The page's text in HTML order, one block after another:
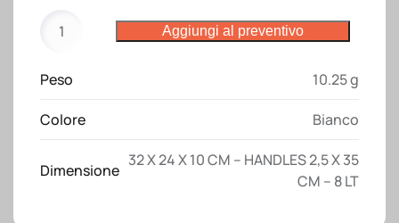
con
alla
base
in
120
Aggiungi al preventivo
Peso 10.25 g
Colore Bianco
Dimensione
32 X 24 X 10 CM – HANDLES 2,5 X 35
CM – 8 LT